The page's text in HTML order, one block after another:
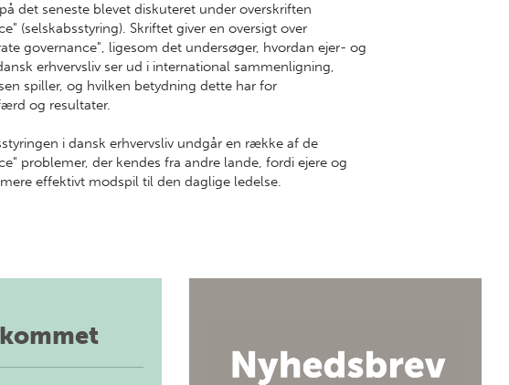
det seneste blevet diskuteret under overskriften
(selskabsstyring). Skriftet giver en oversigt over
governance", ligesom det undersøger, hvordan ejer- og
erhvervsliv ser ud i international sammenligning,
spiller, og hvilken betydning dette har for
og resultater.
i dansk erhvervsliv undgår en række af de
problemer, der kendes fra andre lande, fordi ejere og
effektivt modspil til den daglige ledelse.